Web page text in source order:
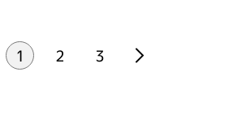
nacimos bajo la esencia de que
polémica, pero también es el
1 2 3